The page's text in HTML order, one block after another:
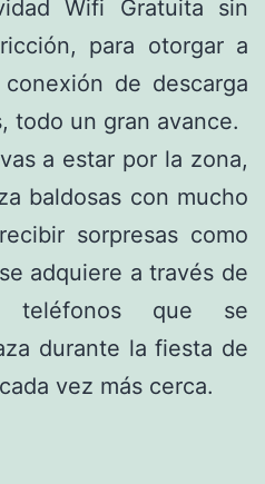
Wifi Gratuita sin
para otorgar a
de descarga
todo un gran avance.
a estar por la zona,
baldosas con mucho
sorpresas como
adquiere a través de
que se
durante la fiesta de
vez más cerca.